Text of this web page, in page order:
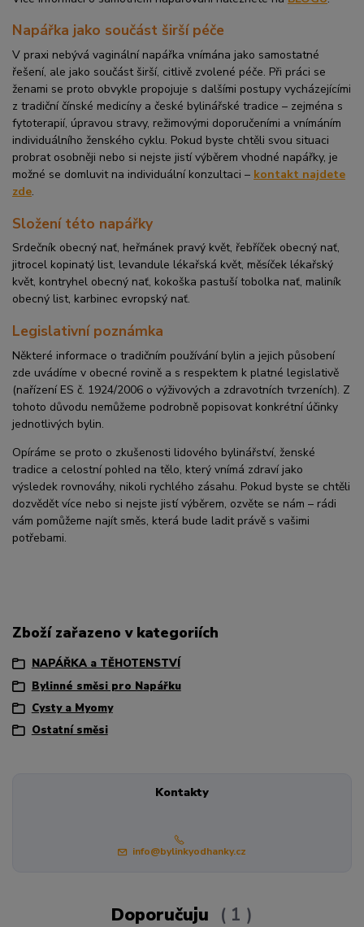
Napářka jako součást širší péče
V praxi nebývá vaginální napářka vnímána jako samostatné
řešení, ale jako součást širší, citlivě zvolené péče. Při práci se
ženami se proto obvykle propojuje s dalšími postupy vycházejícími
z tradiční čínské medicíny a české bylinářské tradice – zejména s
fytoterapií, úpravou stravy, režimovými doporučeními a vnímáním
individuálního ženského cyklu. Pokud byste chtěli svou situaci
probrat osobněji nebo si nejste jistí výběrem vhodné napářky, je
možné se domluvit na individuální konzultaci – kontakt najdete
zde.
Složení této napářky
Srdečník obecný nať, heřmánek pravý květ, řebříček obecný nať,
jitrocel kopinatý list, levandule lékařská květ, měsíček lékařský
květ, kontryhel obecný nať, kokoška pastuší tobolka nať, maliník
obecný list, karbinec evropský nať.
Legislativní poznámka
Některé informace o tradičním používání bylin a jejich působení
zde uvádíme v obecné rovině a s respektem k platné legislativě
(nařízení ES č. 1924/2006 o výživových a zdravotních tvrzeních). Z
tohoto důvodu nemůžeme podrobně popisovat konkrétní účinky
jednotlivých bylin.
Opíráme se proto o zkušenosti lidového bylinářství, ženské
tradice a celostní pohled na tělo, který vnímá zdraví jako
výsledek rovnováhy, nikoli rychlého zásahu. Pokud byste se chtěli
dozvědět více nebo si nejste jistí výběrem, ozvěte se nám – rádi
vám pomůžeme najít směs, která bude ladit právě s vašimi
potřebami.
Zboží zařazeno v kategoriích
NAPÁŘKA a TĚHOTENSTVÍ
Bylinné směsi pro Napářku
Cysty a Myomy
Ostatní směsi
Kontakty
info@bylinkyodhanky.cz
Doporučuju 1